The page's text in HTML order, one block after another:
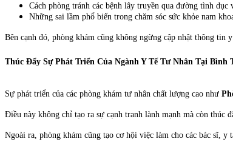
Cách phòng tránh các bệnh lây truyền qua đường tình dục
Những sai lầm phổ biến trong chăm sóc sức khỏe nam
Bên cạnh đó, phòng khám cũng không ngừng cập nhật thông tin
Thúc Đẩy Sự Phát Triển Của Ngành Y Tế Tư Nhân Tại Bình
Sự phát triển của các phòng khám tư nhân chất lượng cao như
Điều này không chỉ tạo ra sự cạnh tranh lành mạnh mà còn thúc
Ngoài ra, phòng khám cũng tạo cơ hội việc làm cho các bác sĩ,